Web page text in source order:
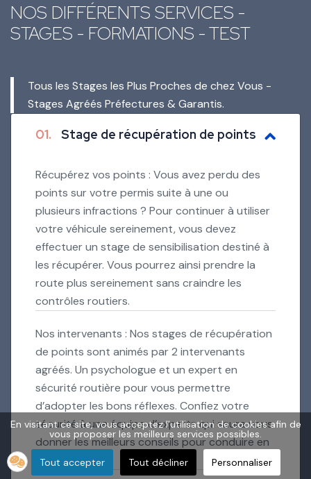
NOS DIFFÉRENTS SERVICES -
STAGES - FORMATIONS - TEST
Tous les Stages les Plus Proches de chez Vous -
Stages Agréés Préfectures & Garantis.
01. Stage de récupération de points
Récupérez vos points : Vous avez perdu des
points sur votre permis suite à une ou
plusieurs infractions ? Pour continuer à utiliser
votre véhicule sereinement, vous devez
effectuer un stage de sensibilisation destiné à
les récupérer. Vous pourrez ainsi prendre la
route plus sereinement sans craindre les
contrôles routiers.
Nos intervenants : Nos stages de récupération
de points sont animés par 2 intervenants
agréés. Un psychologue et un expert en
sécurité routière pour vous permettre
d’adopter les bons réflexes. Confiez votre
sécurité à une équipe d’experts qui saura vous
donner les meilleurs conseils pour conduire en
toute sécurité.
En visitant ce site, vous acceptez l'utilisation de cookies afin de
vous proposer les meilleurs services possibles.
Tout accepter Tout décliner Personnaliser